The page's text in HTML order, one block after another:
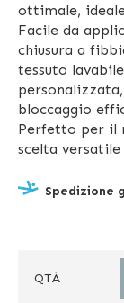
ottimale,
Facile da
chiusura a
tessuto
bloccaggio
Perfetto per il
scelta
Spedizione
QTÀ